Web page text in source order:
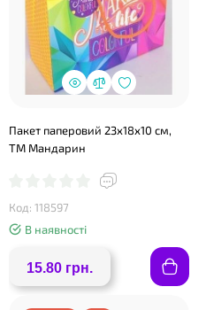
Пакет паперовий 23х18х10 см,
ТМ Мандарин
Код: 118597
В наявності
15.80 грн.